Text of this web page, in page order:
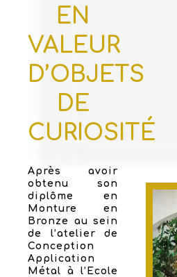
EN
VALEUR
D’OBJETS
DE
CURIOSITÉ
Après avoir
obtenu son
diplôme en
Monture en
Bronze au sein
de l’atelier de
Conception
Application
Métal à l’Ecole